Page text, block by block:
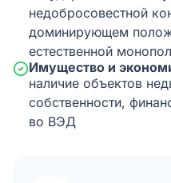
недобросовестной
доминирующем
естественной
Имущество и
наличие объектов
собственности,
во ВЭД